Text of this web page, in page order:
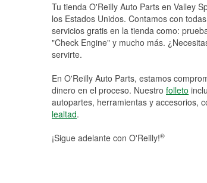
Tu tienda O'Reilly Auto Parts en Valley
los Estados Unidos. Contamos con
servicios gratis en la tienda como:
"Check Engine" y mucho más.
servirte.
En O'Reilly Auto Parts, estamos
dinero en el proceso. Nuestro folleto
autopartes, herramientas y accesorios,
lealtad.
¡Sigue adelante con O'Reilly!®